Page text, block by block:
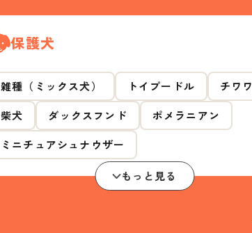
保護犬
雑種（ミックス犬） トイプードル
チワワ
柴犬
ダックスフンド
ポメラニアン
ミニチュアシュナウザー
もっと見る